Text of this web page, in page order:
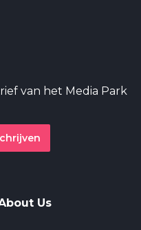
van het Media Park
Us